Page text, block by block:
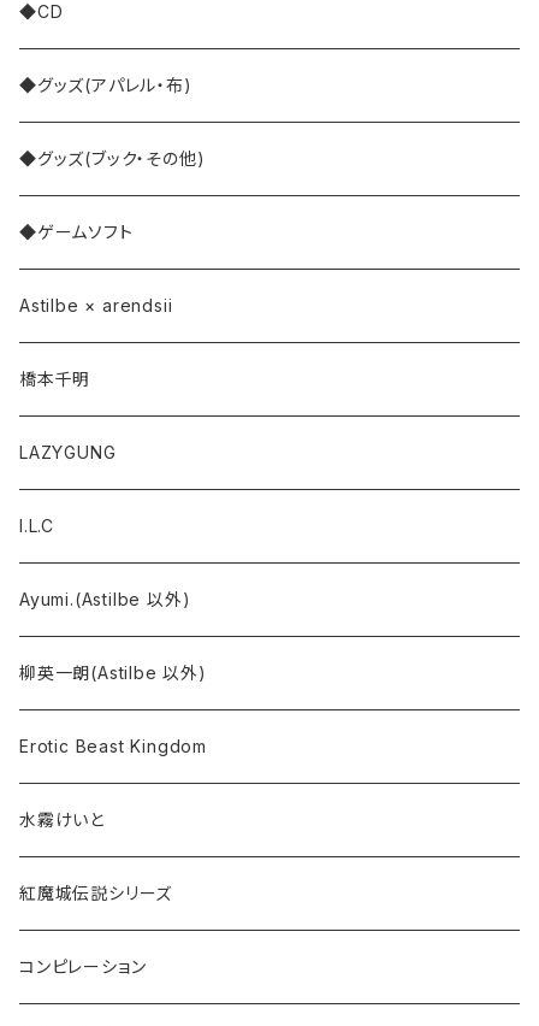
◆CD
◆グッズ(アパレル・布)
◆グッズ(ブック・その他)
◆ゲームソフト
Astilbe × arendsii
橋本千明
LAZYGUNG
I.L.C
Ayumi.(Astilbe 以外)
柳英一朗(Astilbe 以外)
Erotic Beast Kingdom
水霧けいと
紅魔城伝説シリーズ
コンピレーション